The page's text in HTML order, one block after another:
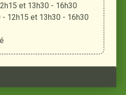
et 13h30 - 16h30
- 12h15 et 13h30 - 16h30